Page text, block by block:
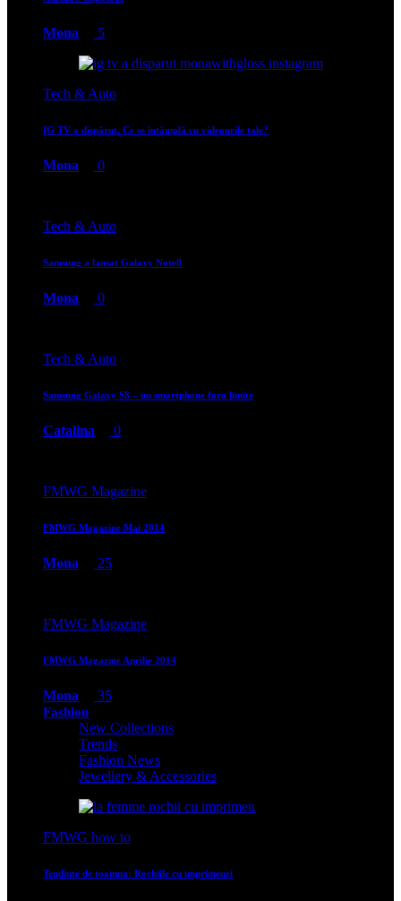
Mona 5
Tech & Auto
IG TV a dispărut. Ce se întâmplă cu videourile tale?
Mona 0
Tech & Auto
Samsung a lansat Galaxy Note8
Mona 0
Tech & Auto
Samsung Galaxy S8 – un smartphone fara limite
Catalina 0
FMWG Magazine
FMWG Magazine Mai 2014
Mona 25
FMWG Magazine
FMWG Magazine Aprilie 2014
Mona 35
Fashion
New Collections
Trends
Fashion News
Jewellery & Accessories
FMWG how to
Tendinte de toamna: Rochiile cu imprimeuri